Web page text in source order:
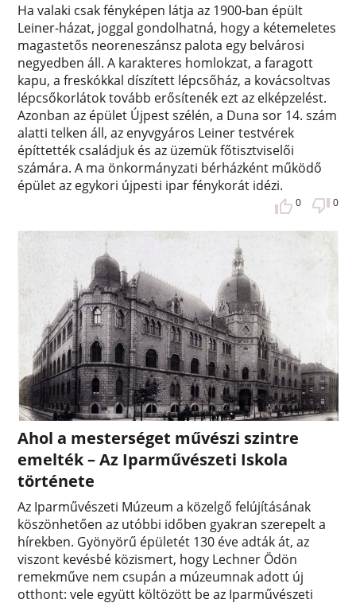
Ha valaki csak fényképen látja az 1900-ban épült
Leiner-házat, joggal gondolhatná, hogy a kétemeletes
magastetős neoreneszánsz palota egy belvárosi
negyedben áll. A karakteres homlokzat, a faragott
kapu, a freskókkal díszített lépcsőház, a kovácsoltvas
lépcsőkorlátok tovább erősítenék ezt az elképzelést.
Azonban az épület Újpest szélén, a Duna sor 14. szám
alatti telken áll, az enyvgyáros Leiner testvérek
építtették családjuk és az üzemük főtisztviselői
számára. A ma önkormányzati bérházként működő
épület az egykori újpesti ipar fénykorát idézi.
0 0
Ahol a mesterséget művészi szintre
emelték – Az Iparművészeti Iskola
története
Az Iparművészeti Múzeum a közelgő felújításának
köszönhetően az utóbbi időben gyakran szerepelt a
hírekben. Gyönyörű épületét 130 éve adták át, az
viszont kevésbé közismert, hogy Lechner Ödön
remekműve nem csupán a múzeumnak adott új
otthont: vele együtt költözött be az Iparművészeti